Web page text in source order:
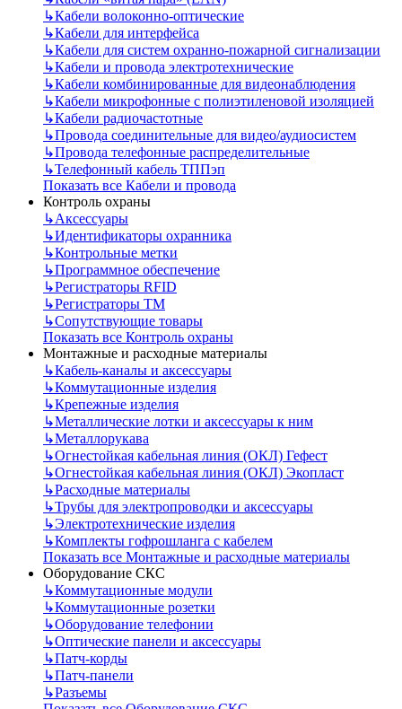
↳Кабели волоконно-оптические
↳Кабели для интерфейса
↳Кабели для систем охранно-пожарной сигнализации
↳Кабели и провода электротехнические
↳Кабели комбинированные для видеонаблюдения
↳Кабели микрофонные с полиэтиленовой изоляцией
↳Кабели радиочастотные
↳Провода соединительные для видео/аудиосистем
↳Провода телефонные распределительные
↳Телефонный кабель ТППэп
Показать все Кабели и провода
Контроль охраны
↳Аксессуары
↳Идентификаторы охранника
↳Контрольные метки
↳Программное обеспечение
↳Регистраторы RFID
↳Регистраторы ТМ
↳Сопутствующие товары
Показать все Контроль охраны
Монтажные и расходные материалы
↳Кабель-каналы и аксессуары
↳Коммутационные изделия
↳Крепежные изделия
↳Металлические лотки и аксессуары к ним
↳Металлорукава
↳Огнестойкая кабельная линия (ОКЛ) Гефест
↳Огнестойкая кабельная линия (ОКЛ) Экопласт
↳Расходные материалы
↳Трубы для электропроводки и аксессуары
↳Электротехнические изделия
↳Комплекты гофрошланга с кабелем
Показать все Монтажные и расходные материалы
Оборудование СКС
↳Коммутационные модули
↳Коммутационные розетки
↳Оборудование телефонии
↳Оптические панели и аксессуары
↳Патч-корды
↳Патч-панели
↳Разъемы